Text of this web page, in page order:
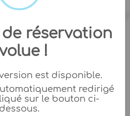
réservation
!
est disponible.
redirigé
sur le bouton ci-
dessous.